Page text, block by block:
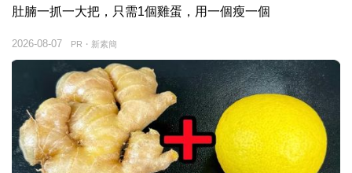
肚腩一抓一大把，只需1個雞蛋，用一個瘦一個
PR・新素簡
2026-08-07